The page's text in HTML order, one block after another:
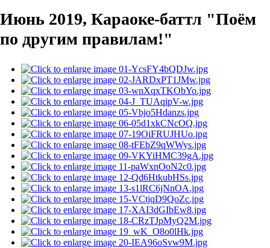
Июнь 2019, Караоке-баттл "Поём
по другим правилам!"